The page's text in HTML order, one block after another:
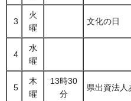
3
火
曜
文化の日
4
水
曜
5
木
曜
13時30
分
県出資法人